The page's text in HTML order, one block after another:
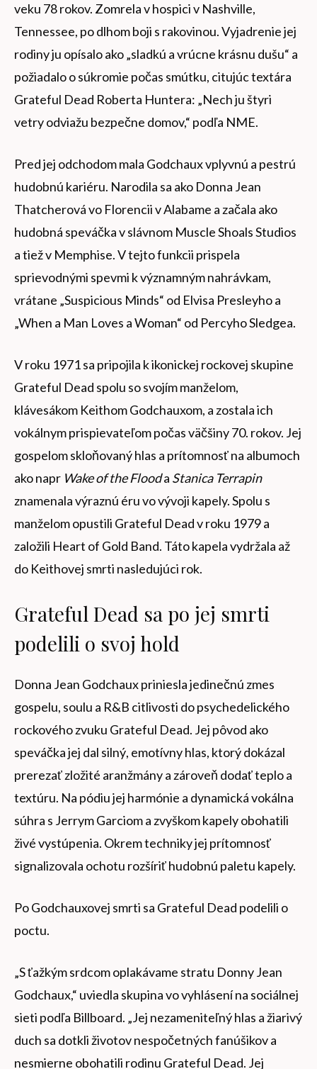
veku 78 rokov. Zomrela v hospici v Nashville,
Tennessee, po dlhom boji s rakovinou. Vyjadrenie jej
rodiny ju opísalo ako „sladkú a vrúcne krásnu dušu“ a
požiadalo o súkromie počas smútku, citujúc textára
Grateful Dead Roberta Huntera: „Nech ju štyri
vetry odviažu bezpečne domov,“ podľa NME.
Pred jej odchodom mala Godchaux vplyvnú a pestrú
hudobnú kariéru. Narodila sa ako Donna Jean
Thatcherová vo Florencii v Alabame a začala ako
hudobná speváčka v slávnom Muscle Shoals Studios
a tiež v Memphise. V tejto funkcii prispela
sprievodnými spevmi k významným nahrávkam,
vrátane „Suspicious Minds“ od Elvisa Presleyho a
„When a Man Loves a Woman“ od Percyho Sledgea.
V roku 1971 sa pripojila k ikonickej rockovej skupine
Grateful Dead spolu so svojím manželom,
klávesákom Keithom Godchauxom, a zostala ich
vokálnym prispievateľom počas väčšiny 70. rokov. Jej
gospelom skloňovaný hlas a prítomnosť na albumoch
ako napr Wake of the Flooda Stanica Terrapin
znamenala výraznú éru vo vývoji kapely. Spolu s
manželom opustili Grateful Dead v roku 1979 a
založili Heart of Gold Band. Táto kapela vydržala až
do Keithovej smrti nasledujúci rok.
Grateful Dead sa po jej smrti
podelili o svoj hold
Donna Jean Godchaux priniesla jedinečnú zmes
gospelu, soulu a R&B citlivosti do psychedelického
rockového zvuku Grateful Dead. Jej pôvod ako
speváčka jej dal silný, emotívny hlas, ktorý dokázal
prerezať zložité aranžmány a zároveň dodať teplo a
textúru. Na pódiu jej harmónie a dynamická vokálna
súhra s Jerrym Garciom a zvyškom kapely obohatili
živé vystúpenia. Okrem techniky jej prítomnosť
signalizovala ochotu rozšíriť hudobnú paletu kapely.
Po Godchauxovej smrti sa Grateful Dead podelili o
poctu.
„S ťažkým srdcom oplakávame stratu Donny Jean
Godchaux,“ uviedla skupina vo vyhlásení na sociálnej
sieti podľa Billboard. „Jej nezameniteľný hlas a žiarivý
duch sa dotkli životov nespočetných fanúšikov a
nesmierne obohatili rodinu Grateful Dead. Jej